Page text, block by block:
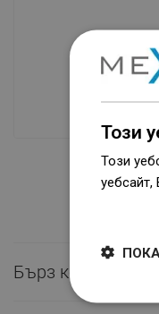
Нашите
Бърз контакт
Този
Този
уебсайт,